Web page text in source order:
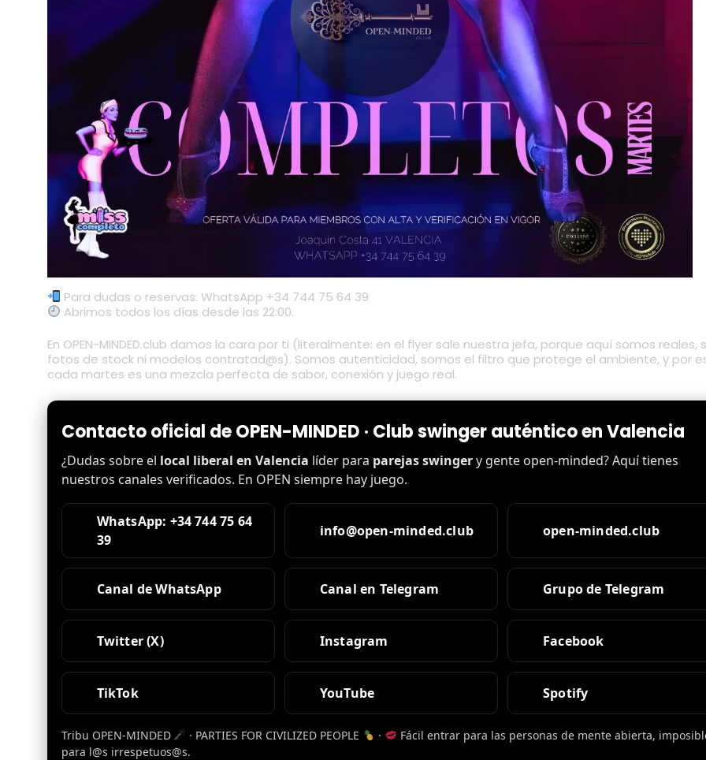
Para dudas o reservas: WhatsApp +34 744 75 64 39
Abrimos todos los días desde las 22:00.
En OPEN-MINDED.club damos la cara por ti (literalmente: en el flyer sale nuestra jefa, porque aquí somos reales,
fotos de stock ni modelos contratad@s). Somos autenticidad, somos el filtro que protege el ambiente, y por
cada martes es una mezcla perfecta de sabor, conexión y juego real.
Contacto oficial de OPEN-MINDED · Club swinger auténtico en Valencia
¿Dudas sobre el local liberal en Valencia líder para parejas swingery gente open-minded? Aquí tienes
nuestros canales verificados. En OPEN siempre hay juego.
WhatsApp: +34 744 75 64
39
info@open-minded.club open-minded.club
Canal de WhatsApp Canal en Telegram Grupo de Telegram
Twitter (X) Instagram Facebook
TikTok YouTube Spotify
Tribu OPEN-MINDED · PARTIES FOR CIVILIZED PEOPLE ·
Fácil entrar para las personas de mente abierta,
para l@s irrespetuos@s.